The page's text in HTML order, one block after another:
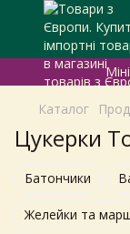
Каталог
Цукерки
Батончики
Желейки та